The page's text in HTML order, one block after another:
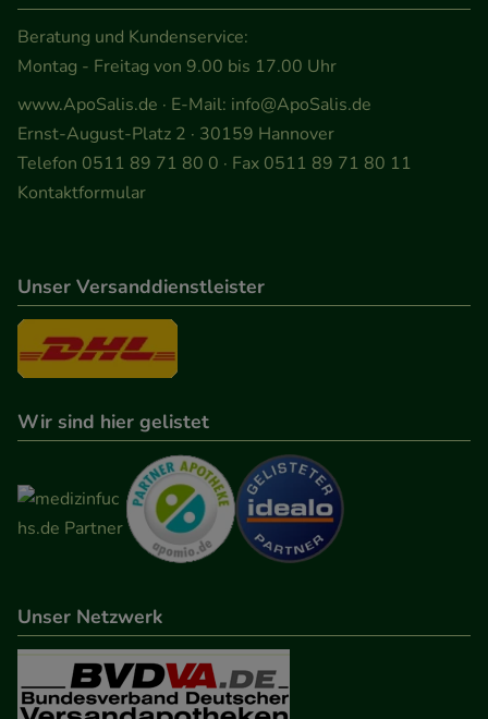
betreiben.
Statistik & Tracking:Hierüber lassen sich
Informationen über die Art und Weise der Nutzung
unserer Website sammeln, mit deren Hilfe wir
unsere Website weiter für Sie optimieren können,
teilweise an Dritte wie z.B. Google oder soziale
Medien übertragen werden.
Beratung und Kundenservice:
Montag - Freitag von 9.00 bis 17.00 Uhr
www.ApoSalis.de · E-Mail: info@ApoSalis.de
Ernst-August-Platz 2 · 30159 Hannover
Telefon 0511 89 71 80 0 · Fax 0511 89 71 80 11
Kontaktformular
Unser Versanddienstleister
Wir sind hier gelistet
Unser Netzwerk